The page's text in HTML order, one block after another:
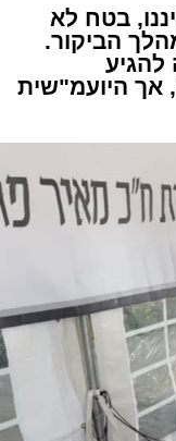
בטח לא
הביקור.
אך היועמ"שית